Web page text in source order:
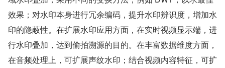
效果；对水印本身进行冗余编码，提升水印辨识度，增加水
印的隐蔽性。在扩展水印应用方面，在实时视频显示端，进
行水印叠加，达到偷拍溯源的目的。在丰富数据维度方面，
在音频处理上，可扩展声纹水印；结合视频内容特征，可扩